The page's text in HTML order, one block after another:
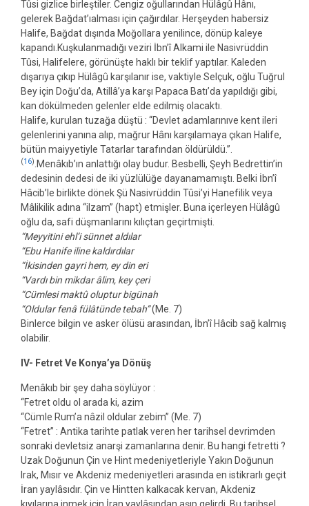
Tûsi gizlice birleştiler. Cengiz oğullarından Hülâgû Hânı,
gelerek Bağdat’ıalması için çağırdılar. Herşeyden habersiz
Halife, Bağdat dışında Moğollara yenilince, dönüp kaleye
kapandı.Kuşkulanmadığı veziri İbn’î Alkami ile Nasivrüddin
Tûsi, Halifelere, görünüşte haklı bir teklif yaptılar. Kaleden
dışarıya çıkıp Hülâgû karşılanır ise, vaktiyle Selçuk, oğlu Tuğrul
Bey için Doğu’da, Atillâ’ya karşı Papaca Batı’da yapıldığı gibi,
kan dökülmeden gelenler elde edilmiş olacaktı.
Halife, kurulan tuzağa düştü : “Devlet adamlarınıve kent ileri
gelenlerini yanına alıp, mağrur Hânı karşılamaya çıkan Halife,
bütün maiyyetiyle Tatarlar tarafından öldürüldü.”.
(16) .Menâkıb’ın anlattığı olay budur. Besbelli, Şeyh Bedrettin’in
dedesinin dedesi de iki yüzlülüğe dayanamamıştı. Belki İbn’î
Hâcib’le birlikte dönek Şü Nasivrüddin Tûsi’yi Hanefilik veya
Mâlikilik adına “ilzam” (hapt) etmişler. Buna içerleyen Hülâgû
oğlu da, safi düşmanlarını kılıçtan geçirtmişti.
“Meyyitini ehl’i sünnet aldılar
“Ebu Hanife iline kaldırdılar
“İkisinden gayri hem, ey din eri
“Vardı bin mikdar âlim, key çeri
“Cümlesi maktû oluptur bigünah
“Oldular fenâ fülâtünde tebah”(Me. 7)
Binlerce bilgin ve asker ölüsü arasından, İbn’î Hâcib sağ kalmış
olabilir.
IV- Fetret Ve Konya’ya Dönüş
Menâkıb bir şey daha söylüyor :
“Fetret oldu ol arada ki, azim
“Cümle Rum’a nâzil oldular zebim” (Me. 7)
“Fetret” : Antika tarihte patlak veren her tarihsel devrimden
sonraki devletsiz anarşi zamanlarına denir. Bu hangi fetretti ?
Uzak Doğunun Çin ve Hint medeniyetleriyle Yakın Doğunun
Irak, Mısır ve Akdeniz medeniyetleri arasında en istikrarlı geçit
İran yaylâsıdır. Çin ve Hintten kalkacak kervan, Akdeniz